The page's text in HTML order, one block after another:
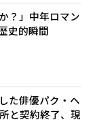
？」中年ロマン
史的瞬間
た俳優パク・ヘ
と契約終了、現